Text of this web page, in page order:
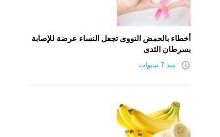
أخطاء بالحمض النووى تجعل النساء عرضة للإصابة
بسرطان الثدى
access_time منذ 7 سنوات